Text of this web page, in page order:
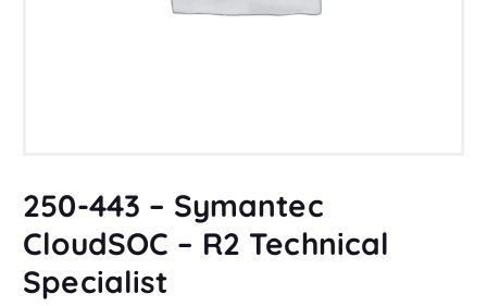
250-443 – Symantec
CloudSOC – R2 Technical
Specialist